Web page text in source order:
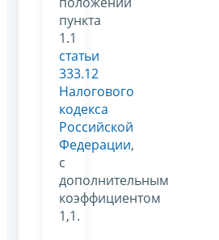
пункта
1.1
статьи
333.12
Налогового
кодекса
Российской
Федерации,
с
дополнительным
коэффициентом
1,1.